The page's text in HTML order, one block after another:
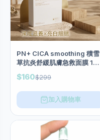
PN+ CICA smoothing 積雪
草抗炎舒緩肌膚急救面膜 1盒
$160$299
加入購物車